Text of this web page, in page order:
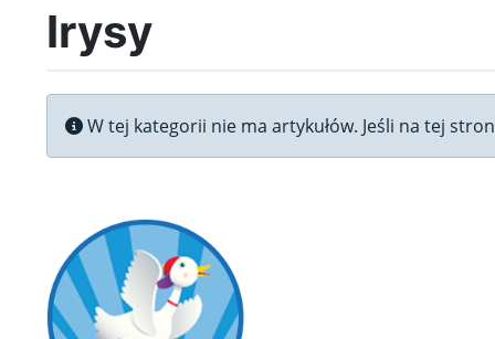
Irysy
Informacja
W tej kategorii nie ma artykułów. Jeśli na tej